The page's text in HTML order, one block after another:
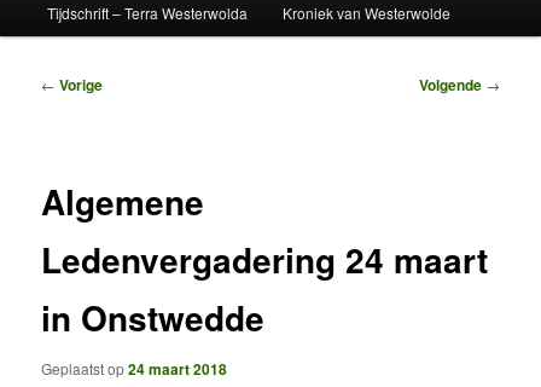
Tijdschrift – Terra Westerwolda Kroniek van Westerwolde
Bericht
← Vorige Volgende →
Algemene
Ledenvergadering 24 maart
in Onstwedde
Geplaatst op24 maart 2018